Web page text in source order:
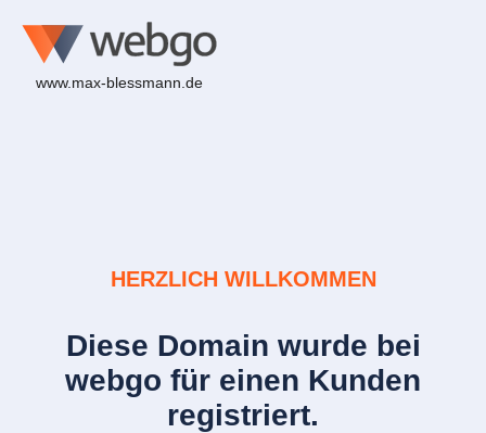
www.max-blessmann.de
HERZLICH WILLKOMMEN
Diese Domain wurde bei
webgo für einen Kunden
registriert.